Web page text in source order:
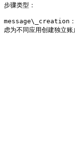
步骤类型：
message\_creation：